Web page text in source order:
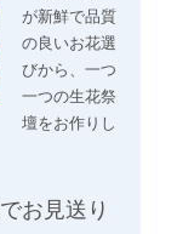
が新鮮で品質
の良いお花選
びから、一つ
一つの生花祭
壇をお作りし
お見送り